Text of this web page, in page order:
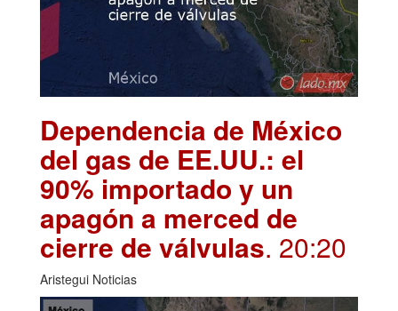
Dependencia de México
del gas de EE.UU.: el
90% importado y un
apagón a merced de
cierre de válvulas. 20:20
Aristegui Noticias